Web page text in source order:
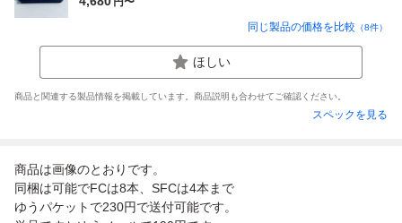
同じ製品の価格を比較 （8件）
ほしい
商品と関連する製品情報を掲載しています。商品説明も合わせてご確認ください。
スペックを見る
商品は画像のとおりです。
同梱は可能でFCは8本、SFCは4本まで
ゆうパケットで230円で送付可能です。